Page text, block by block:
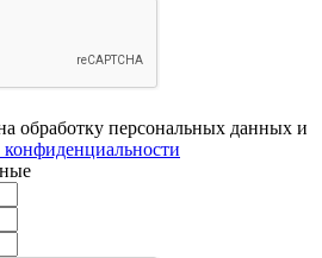
обработку персональных данных и